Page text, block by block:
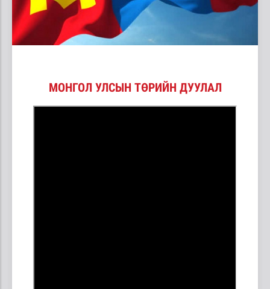
МОНГОЛ УЛСЫН ТӨРИЙН ДУУЛАЛ